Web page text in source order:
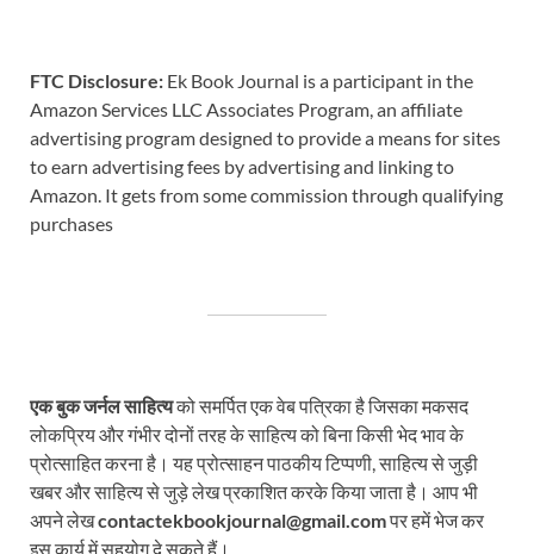
FTC Disclosure: Ek Book Journal is a participant in the
Amazon Services LLC Associates Program, an affiliate
advertising program designed to provide a means for sites
to earn advertising fees by advertising and linking to
Amazon. It gets from some commission through qualifying
purchases
एक बुक जर्नल साहित्यको समर्पित एक वेब पत्रिका है जिसका मकसद
लोकप्रिय और गंभीर दोनों तरह के साहित्य को बिना किसी भेद भाव के
प्रोत्साहित करना है। यह प्रोत्साहन पाठकीय टिप्पणी, साहित्य से जुड़ी
खबर और साहित्य से जुड़े लेख प्रकाशित करके किया जाता है। आप भी
अपने लेखcontactekbookjournal@gmail.comपर हमें भेज कर
इस कार्य में सहयोग दे सकते हैं।